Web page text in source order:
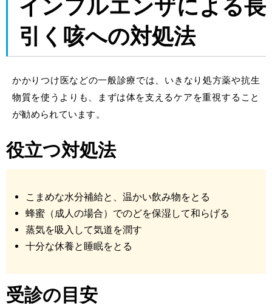
インフルエンザによる長
引く 咳への対処法
かかりつけ医などの一般診療では、いきなり処方薬や抗生
物質を使うよりも、まずは体を支えるケア を重視すること
が勧められています。
役立つ対処法
こまめな水分補給と、温かい飲み物をとる
蜂蜜（成人の場合）でのどを保湿して和らげる
蒸気を吸入して気道を潤す
十分な休養と睡眠をとる
受診の目安